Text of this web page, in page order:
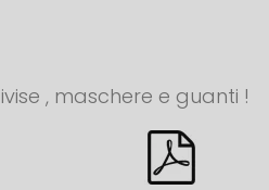
, maschere e guanti !